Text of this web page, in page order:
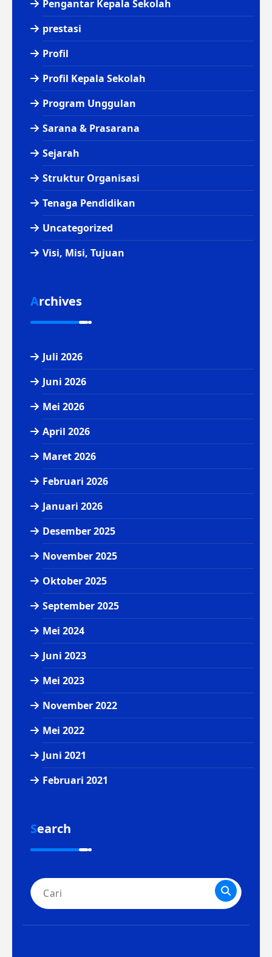
Pengantar Kepala Sekolah
prestasi
Profil
Profil Kepala Sekolah
Program Unggulan
Sarana & Prasarana
Sejarah
Struktur Organisasi
Tenaga Pendidikan
Uncategorized
Visi, Misi, Tujuan
Archives
Juli 2026
Juni 2026
Mei 2026
April 2026
Maret 2026
Februari 2026
Januari 2026
Desember 2025
November 2025
Oktober 2025
September 2025
Mei 2024
Juni 2023
Mei 2023
November 2022
Mei 2022
Juni 2021
Februari 2021
Search
Pencarian
untuk: